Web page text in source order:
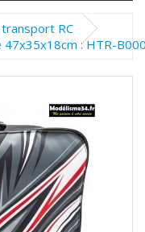
transport RC
47x35x18cm : HTR-